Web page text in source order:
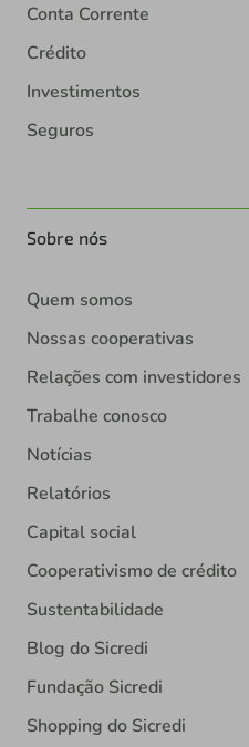
Conta Corrente
Crédito
Investimentos
Seguros
Sobre nós
Quem somos
Nossas cooperativas
Relações com investidores
Trabalhe conosco
Notícias
Relatórios
Capital social
Cooperativismo de crédito
Sustentabilidade
Blog do Sicredi
Fundação Sicredi
Shopping do Sicredi